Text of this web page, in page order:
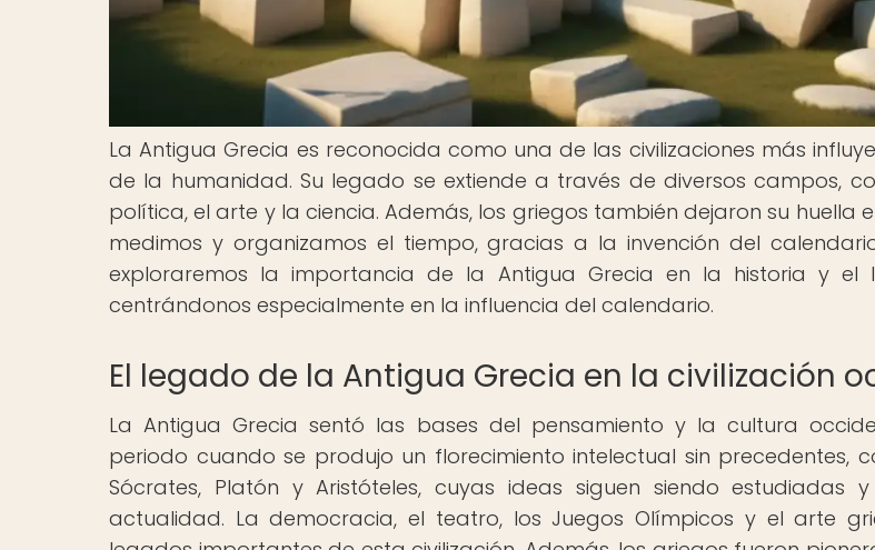
La Antigua Grecia es reconocida como una de las civilizaciones más
de la humanidad. Su legado se extiende a través de diversos campos,
política, el arte y la ciencia. Además, los griegos también dejaron su huella
medimos y organizamos el tiempo, gracias a la invención del
exploraremos la importancia de la Antigua Grecia en la historia y el
centrándonos especialmente en la influencia del calendario.
El legado de la Antigua Grecia en la civilización
La Antigua Grecia sentó las bases del pensamiento y la cultura
periodo cuando se produjo un florecimiento intelectual sin precedentes,
Sócrates, Platón y Aristóteles, cuyas ideas siguen siendo estudiadas
actualidad. La democracia, el teatro, los Juegos Olímpicos y el arte